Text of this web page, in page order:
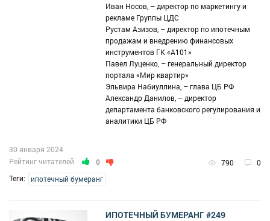
Иван Носов, – директор по маркетингу и
рекламе Группы ЦДС
Рустам Азизов, – директор по ипотечным
продажам и внедрению финансовых
инструментов ГК «А101»
Павел Луценко, – генеральный директор
портала «Мир квартир»
Эльвира Набиуллина, – глава ЦБ РФ
Александр Данилов, – директор
департамента банковского регулирования и
аналитики ЦБ РФ
Рейтинг читателей 0 790 0
30 января 2024
Теги: ипотечный бумеранг
ИПОТЕЧНЫЙ БУМЕРАНГ #249